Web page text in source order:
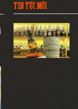
TIN TỨC MỚI